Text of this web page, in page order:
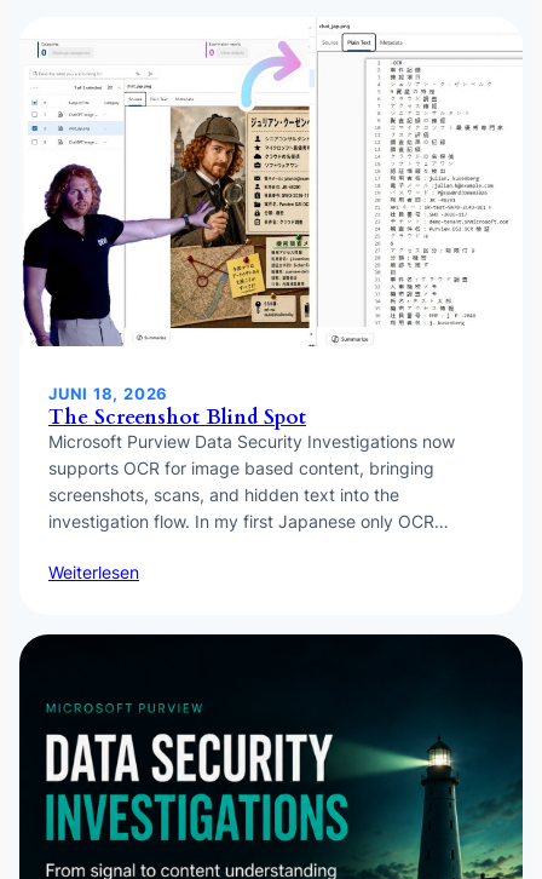
JUNI 18, 2026
The Screenshot Blind Spot
Microsoft Purview Data Security Investigations now
supports OCR for image based content, bringing
screenshots, scans, and hidden text into the
investigation flow. In my first Japanese only OCR…
Weiterlesen